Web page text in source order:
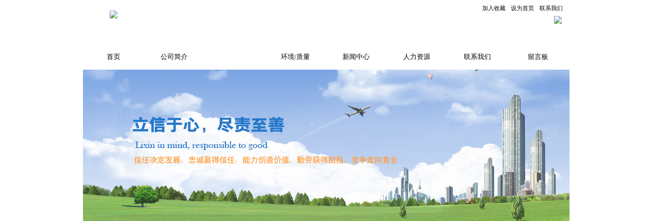
加入收藏 设为首页 联系我们
首页 公司简介 环境/质量 新闻中心 人力资源 联系我们 留言板